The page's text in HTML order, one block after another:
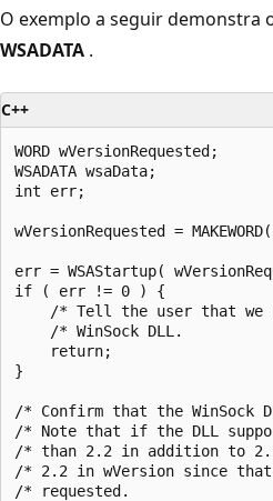
O exemplo a seguir demonstra
WSADATA .
C++
WORD wVersionRequested;
WSADATA wsaData;
int err;
wVersionRequested =
err = WSAStartup(
if ( err != 0 ) {
/* Tell the user that we
/* WinSock DLL.
    return;
}
/* Confirm that the WinSock
/* Note that if the DLL
/* than 2.2 in addition
/* 2.2 in wVersion since
/* requested.